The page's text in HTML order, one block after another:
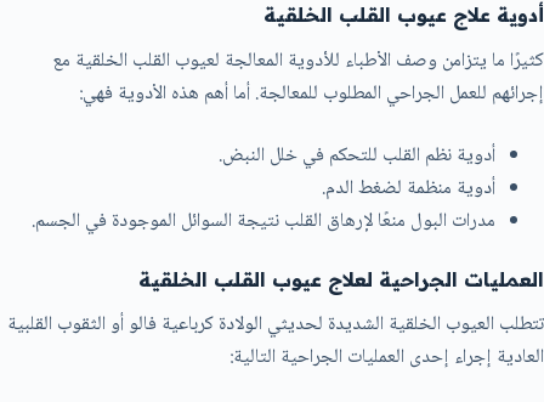
أدوية علاج عيوب القلب الخلقية
كثيرًا ما يتزامن وصف الأطباء للأدوية المعالجة لعيوب القلب الخلقية مع
إجرائهم للعمل الجراحي المطلوب للمعالجة. أما أهم هذه الأدوية فهي:
أدوية نظم القلب للتحكم في خلل النبض.
أدوية منظمة لضغط الدم.
مدرات البول منعًا لإرهاق القلب نتيجة السوائل الموجودة في الجسم.
العمليات الجراحية لعلاج عيوب القلب الخلقية
تتطلب العيوب الخلقية الشديدة لحديثي الولادة كرباعية فالو أو الثقوب القلبية
العادية إجراء إحدى العمليات الجراحية التالية: